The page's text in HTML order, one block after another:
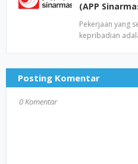
(APP
Pekerjaan yang
kepribadian
Posting Komentar
0 Komentar